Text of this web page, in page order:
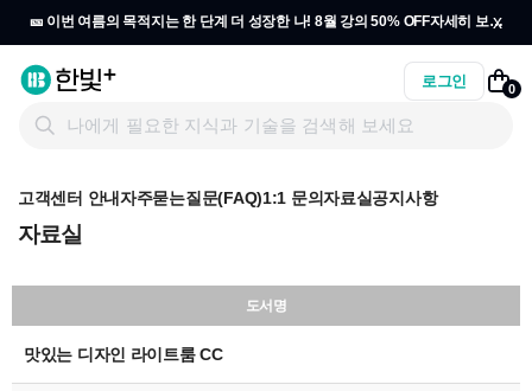
🎫 이번 여름의 목적지는 한 단계 더 성장한 나! 8월 강의 50% OFF자세히 보기
x
로그인 0
고객센터 안내자주묻는질문(FAQ)1:1 문의자료실공지사항
자료실
도서명
맛있는 디자인 라이트룸 CC